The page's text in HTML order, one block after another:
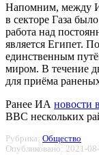
Напомним, между
в секторе Газа
работа над
является Египет.
единственным
миром. В течение
для приёма
Ранее ИА новости
ВВС нескольких
Рубрика: Общество
Опубликовано: 2021-